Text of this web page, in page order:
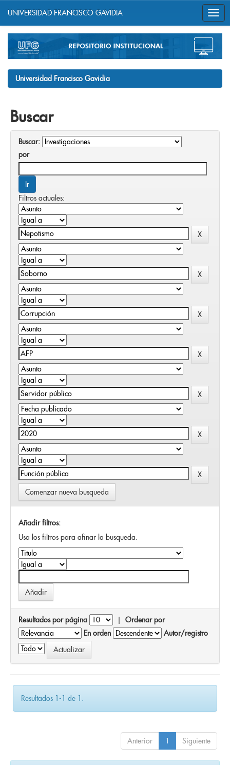
navigation
UNIVERSIDAD FRANCISCO GAVIDIA
Universidad Francisco Gavidia
Buscar
Buscar:
por
Filtros actuales:
Comenzar nueva busqueda
Añadir filtros:
Usa los filtros para afinar la busqueda.
Resultados por página | Ordenar por
En orden
Autor/registro
Resultados 1-1 de 1.
Anterior 1 Siguiente